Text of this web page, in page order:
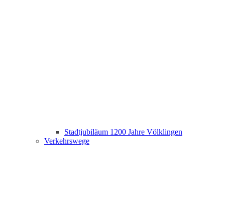
Stadtjubiläum 1200 Jahre Völklingen
Verkehrswege